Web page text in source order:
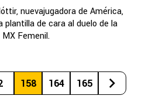
nuevajugadora de América,
plantilla de cara al duelo de la
Femenil.
158 164 165